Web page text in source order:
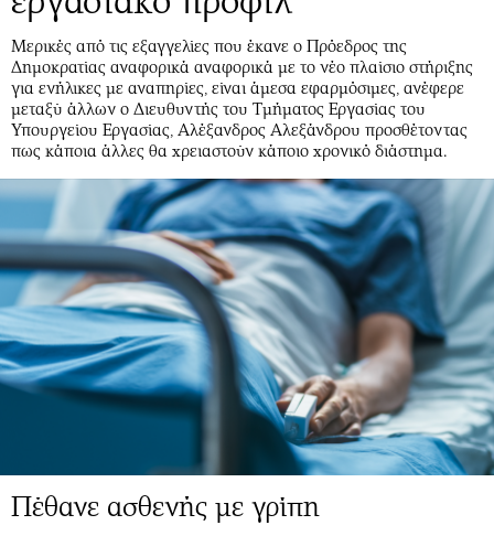
Αθλητισμός
Κύπρος
Ελλάδα
Διεθνή
Κληρώσεις Allwyn
Οικονομική
Οικονομία
Real Estate
Επιχειρήσεις
Αγορές
Money Review
AstroBank Properties
Trends
Περιβάλλον
Geek
Νέα
Κινητά-tablets
Social
Αυτοκίνηση
Αφιερώματα
Πολιτική
Οικονομία
Γενικά
Αναδρομές
Πρόσωπα
Περιβάλλον
Good Life
Γυναίκα
Showbiz
Ταξίδια
Μερικές από τις εξαγγελίες που έκανε ο Πρόεδρος της
Δημοκρατίας αναφορικά αναφορικά με το νέο πλαίσιο στήριξης
για ενήλικες με αναπηρίες, είναι άμεσα εφαρμόσιμες, ανέφερε
μεταξύ άλλων ο Διευθυντής του Τμήματος Εργασίας του
Υπουργείου Εργασίας, Αλέξανδρος Αλεξάνδρου προσθέτοντας
πως κάποια άλλες θα χρειαστούν κάποιο χρονικό διάστημα.
Πέθανε ασθενής με γρίπη